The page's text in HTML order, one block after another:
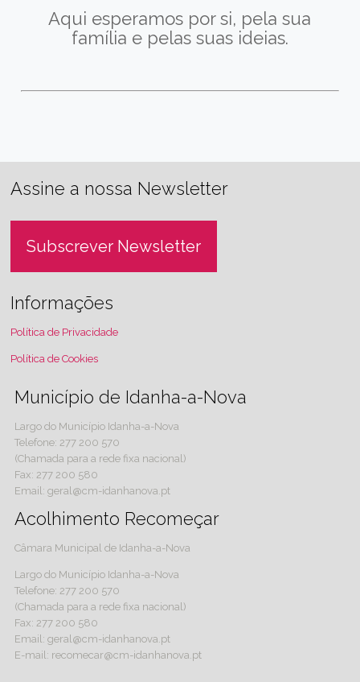
Aqui esperamos por si, pela sua
família e pelas suas ideias.
Assine a nossa Newsletter
Subscrever Newsletter
Informações
Política de Privacidade
Política de Cookies
Município de Idanha-a-Nova
Largo do Município Idanha-a-Nova
Telefone: 277 200 570
(Chamada para a rede fixa nacional)
Fax: 277 200 580
Email: geral@cm-idanhanova.pt
Acolhimento Recomeçar
Câmara Municipal de Idanha-a-Nova
Largo do Município Idanha-a-Nova
Telefone: 277 200 570
(Chamada para a rede fixa nacional)
Fax: 277 200 580
Email: geral@cm-idanhanova.pt
E-mail: recomecar@cm-idanhanova.pt